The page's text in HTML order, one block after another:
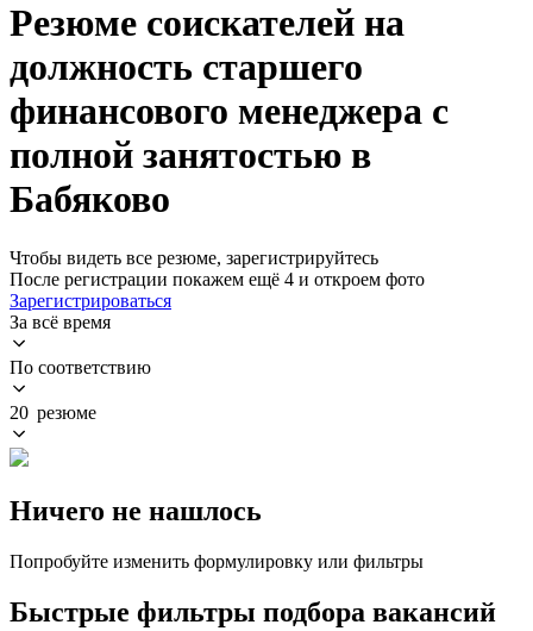
Резюме соискателей на
должность старшего
финансового менеджера с
полной занятостью в
Бабяково
Чтобы видеть все резюме, зарегистрируйтесь
После регистрации покажем ещё 4 и откроем фото
Зарегистрироваться
За всё время
По соответствию
20 резюме
Ничего не нашлось
Попробуйте изменить формулировку или фильтры
Быстрые фильтры подбора вакансий